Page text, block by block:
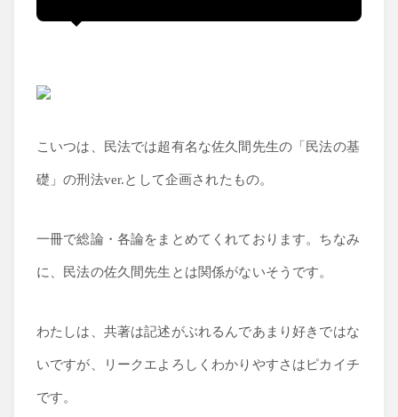
こいつは、民法では超有名な佐久間先生の「民法の基
礎」の刑法ver.として企画されたもの。
一冊で総論・各論をまとめてくれております。ちなみ
に、民法の佐久間先生とは関係がないそうです。
わたしは、共著は記述がぶれるんであまり好きではな
いですが、リークエよろしくわかりやすさはピカイチ
です。